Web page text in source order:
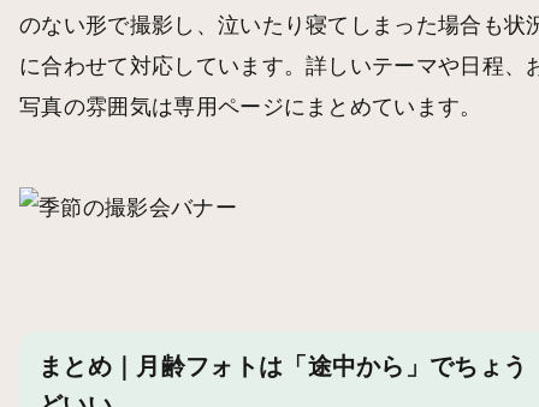
のない形で撮影し、泣いたり寝てしまった場合も状
に合わせて対応しています。詳しいテーマや日程、
写真の雰囲気は専用ページにまとめています。
まとめ｜月齢フォトは「途中から」でちょう